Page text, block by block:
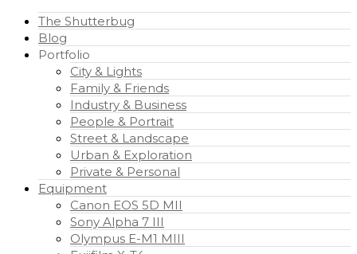
The Shutterbug
Blog
Portfolio
City & Lights
Family & Friends
Industry & Business
People & Portrait
Street & Landscape
Urban & Exploration
Private & Personal
Equipment
Canon EOS 5D MII
Sony Alpha 7 III
Olympus E-M1 MIII